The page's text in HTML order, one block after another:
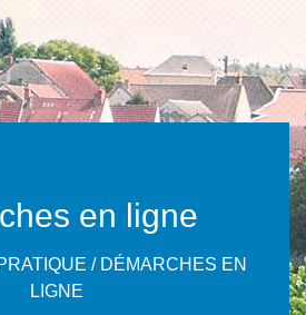
en ligne
/ DÉMARCHES EN
LIGNE